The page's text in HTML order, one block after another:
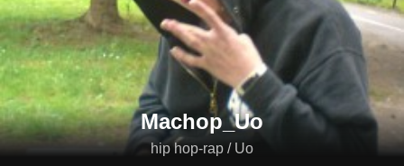
Machop_Uo
hip hop-rap / Uo